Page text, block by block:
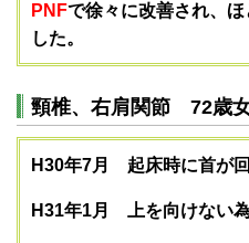
PNFで徐々に改善され、
した。
頸椎、右肩関節 72歳
H30年7月 起床時に首が回
H31年1月 上を向けない為